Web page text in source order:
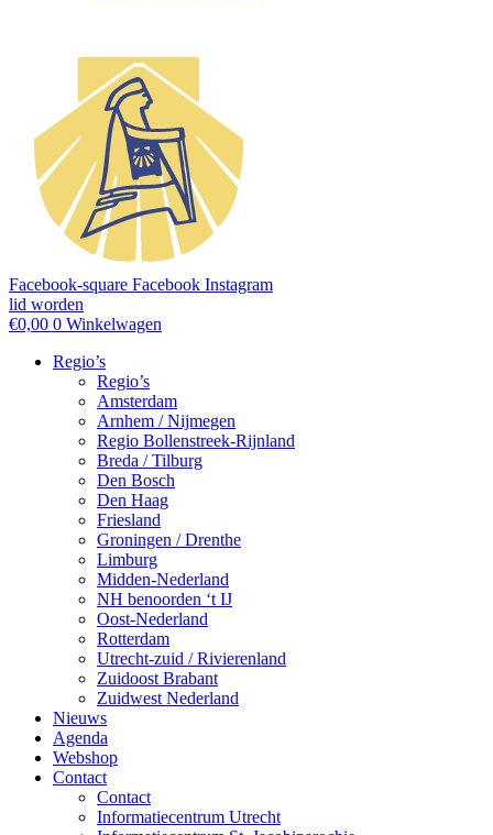
Facebook-square Facebook Instagram
lid worden
€0,00 0 Winkelwagen
Regio’s
Regio’s
Amsterdam
Arnhem / Nijmegen
Regio Bollenstreek-Rijnland
Breda / Tilburg
Den Bosch
Den Haag
Friesland
Groningen / Drenthe
Limburg
Midden-Nederland
NH benoorden ‘t IJ
Oost-Nederland
Rotterdam
Utrecht-zuid / Rivierenland
Zuidoost Brabant
Zuidwest Nederland
Nieuws
Agenda
Webshop
Contact
Contact
Informatiecentrum Utrecht